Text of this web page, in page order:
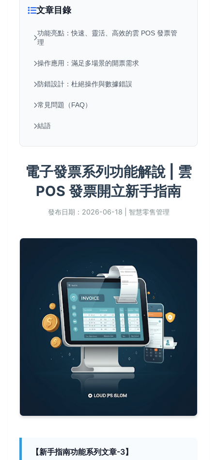
文章目錄
功能亮點：快速、靈活、高效的雲 POS 發票管
理
操作應用：滿足多場景的開票需求
防錯設計：杜絕操作與數據錯誤
常見問題（FAQ）
結語
電子發票系列功能解說 | 雲
POS 發票開立新手指南
發布日期：2026-06-18 | 智慧零售管理
【新手指南功能系列文章-3】